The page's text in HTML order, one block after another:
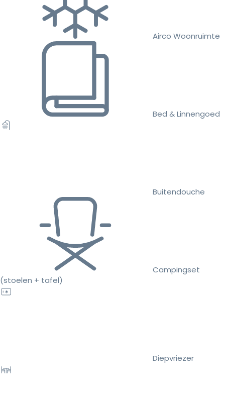
Airco Woonruimte
Bed & Linnengoed
Buitendouche
Campingset
(stoelen + tafel)
Diepvriezer